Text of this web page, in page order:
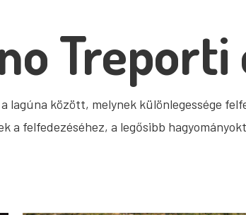
Treporti
lagúna között, melynek különlegessége
a felfedezéséhez, a legősibb